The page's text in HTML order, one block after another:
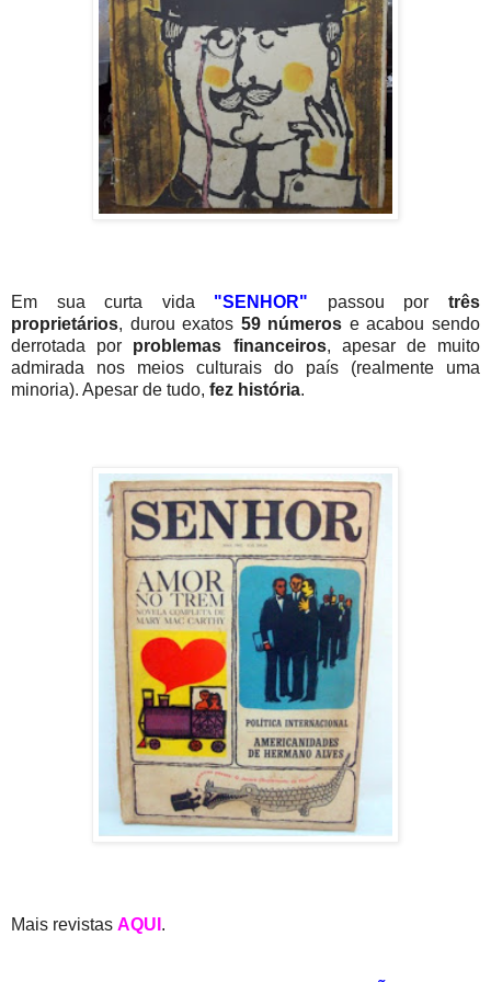
Em sua curta vida "SENHOR" passou portrês
proprietários, durou exatos 59 números e acabou sendo
derrotada por problemas financeiros, apesar de muito
admirada nos meios culturais do país (realmente uma
minoria). Apesar de tudo, fez história.
Mais revistas AQUI .